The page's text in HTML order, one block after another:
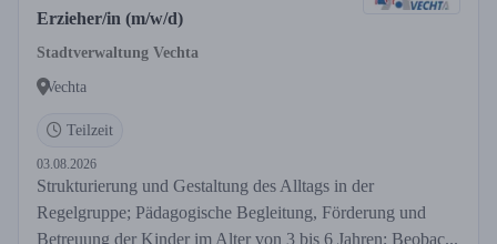
Erzieher/in (m/w/d)
Stadtverwaltung Vechta
Vechta
Teilzeit
03.08.2026
Strukturierung und Gestaltung des Alltags in der
Regelgruppe; Pädagogische Begleitung, Förderung und
Betreuung der Kinder im Alter von 3 bis 6 Jahren; Beobac...